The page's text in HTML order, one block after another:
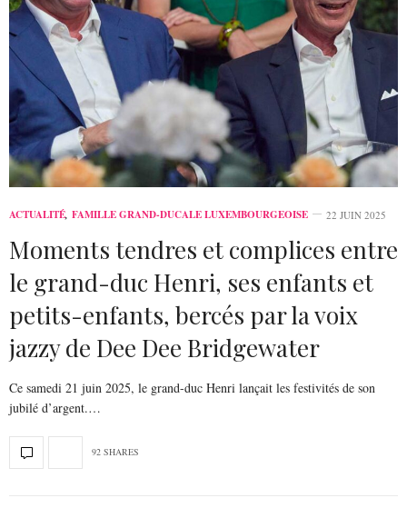
ACTUALITÉ, FAMILLE GRAND-DUCALE LUXEMBOURGEOISE 22 JUIN 2025
Moments tendres et complices entre
le grand-duc Henri, ses enfants et
petits-enfants, bercés par la voix
jazzy de Dee Dee Bridgewater
Ce samedi 21 juin 2025, le grand-duc Henri lançait les festivités de son
jubilé d’argent.…
92 SHARES